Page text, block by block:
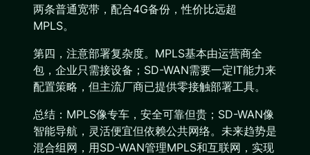
两条普通宽带，配合4G备份，性价比远超
MPLS。
第四，注意部署复杂度。MPLS基本由运营商全
包，企业只需接设备；SD-WAN需要一定IT能力来
配置策略，但主流厂商已提供零接触部署工具。
总结：MPLS像专车，安全可靠但贵；SD-WAN像
智能导航，灵活便宜但依赖公共网络。未来趋势是
混合组网，用SD-WAN管理MPLS和互联网，实现